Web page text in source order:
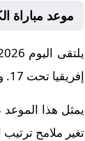
موعد مباراة الكاميرون تحت 17
إفريقيا تحت 17. وتبدأ أحداث اللقاء في تمام الساعة 19:00 بتوقيت مكة المكرمة.
يمثل هذا
تغير ملامح